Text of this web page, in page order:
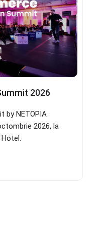
2026
by NETOPIA
2026, la